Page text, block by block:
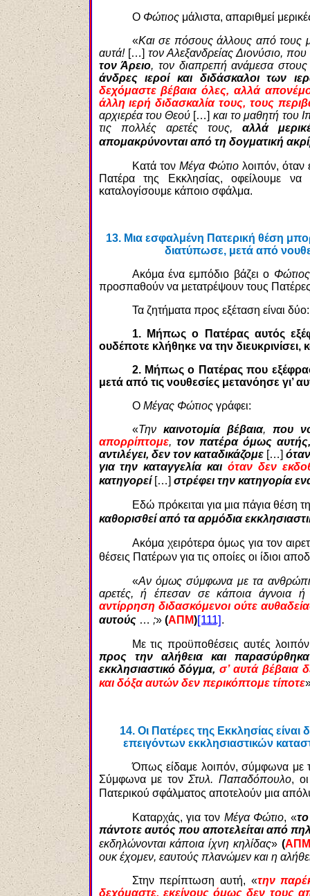
Ο Φώτιος μάλιστα, απαριθμεί
«Και σε πόσους άλλους από τους
αυτά![…] τον Αλεξανδρείας Διονύσιο, που
τον Άρειο, τον διαπρεπή ανάμεσα
άνδρες ιεροί και διδάσκαλοι των
δεχόμαστε βέβαια όλες, αλλά
άλλη ιερή διδασκαλία τους, τους
αρχιερέα του Θεού […] και το μαθητή του
τις πολλές αρετές τους, αλλά
απομακρύνονται από τη δογματική
Κατά τον Μέγα Φώτιολοιπόν, όταν
Πατέρα της Εκκλησίας, οφείλουμε
καταλογίσουμε κάποιο σφάλμα.
13.Μια εσφαλμένη Πατερική θέση
διατύπωσε, μετά από
Ακόμα ένα εμπόδιο βάζει ο Φώτιος
προσπαθούν να μετατρέψουν τους
Τα ζητήματα προς εξέταση είναι δύο:
1.
Μήπως ο Πατέρας αυτός
ουδέποτε κλήθηκε να την διευκρινίσει,
2. Μήπως ο Πατέρας που
μετά από τις νουθεσίες μετανόησε γι’
Ο Μέγας Φώτιοςγράφει:
«Την καινοτομία βέβαια, που
απορρίπτομε, τον πατέρα όμως
αντιλέγει, δεν τον καταδικάζομε […]
για την καταγγελία καιόταν δεν
κατηγορεί […] στρέφει την κατηγορία
Εδώ πρόκειται για μια πάγια θέση
καθορισθεί από τα αρμόδια
Ακόμα χειρότερα όμως για τον
θέσεις Πατέρων για τις οποίες οι ίδιοι
«Αν όμως σύμφωνα με τα
αρετές, ή έπεσαν σε κάποια άγνοια
αντίρρηση διδασκόμενοι ούτε
αυτούς… ;»(ΑΠΜ)[111].
Με τις προϋποθέσεις αυτές
προς την αλήθεια και
εκκλησιαστικό δόγμα, σ’ αυτά βέβαια
και δόξα αυτών δεν περικόπτομε τίποτε
14.Οι Πατέρες της Εκκλησίας
επειγόντων εκκλησιαστικών
Όπως είδαμε λοιπόν, σύμφωνα με
Σύμφωνα με τονΣτυλ. Παπαδόπουλο,
Πατερικού σφάλματος αποτελούν μια
Καταρχάς, για τον Μέγα Φώτιο, «
πάντοτε αυτός που αποτελείται από
εκδηλώνονται κάποια ίχνη κηλίδας» (ΑΠΜ
ουκ έχομεν, εαυτούς πλανώμεν και η
Στην περίπτωση αυτή, «την
δεχόμαστε, εκείνους όμως δεν τους